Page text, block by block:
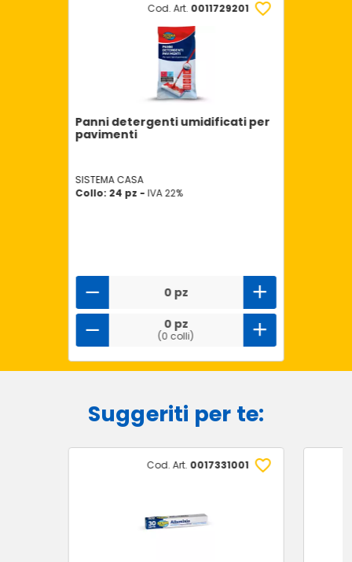
Cod. Art. 0011729201
Panni detergenti umidificati per
pavimenti
SISTEMA CASA
Collo: 24 pz - IVA 22%
0 pz
0 pz
(0 colli)
Suggeriti per te:
Cod. Art. 0017331001